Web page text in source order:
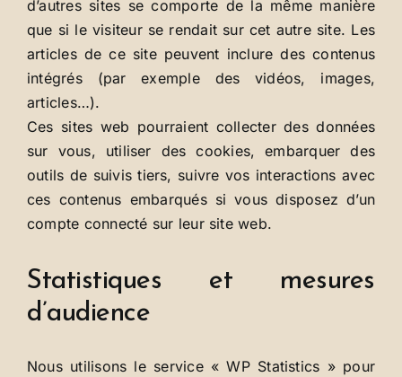
d’autres sites se comporte de la même manière
que si le visiteur se rendait sur cet autre site. Les
articles de ce site peuvent inclure des contenus
intégrés (par exemple des vidéos, images,
articles…).
Ces sites web pourraient collecter des données
sur vous, utiliser des cookies, embarquer des
outils de suivis tiers, suivre vos interactions avec
ces contenus embarqués si vous disposez d’un
compte connecté sur leur site web.
Statistiques et mesures
d’audience
Nous utilisons le service « WP Statistics » pour